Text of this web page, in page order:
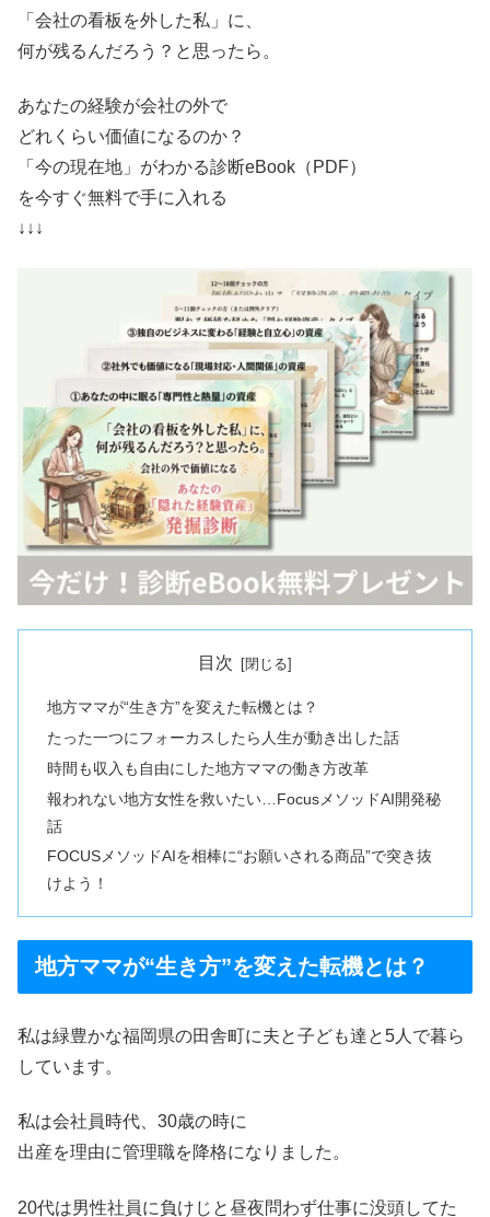
「会社の看板を外した私」に、
何が残るんだろう？と思ったら。
あなたの経験が会社の外で
どれくらい価値になるのか？
「今の現在地」がわかる診断eBook（PDF）
を今すぐ無料で手に入れる
↓↓↓
目次
地方ママが“生き方”を変えた転機とは？
たった一つにフォーカスしたら人生が動き出した話
時間も収入も自由にした地方ママの働き方改革
報われない地方女性を救いたい…FocusメソッドAI開発秘
話
FOCUSメソッドAIを相棒に“お願いされる商品”で突き抜
けよう！
地方ママが“生き方”を変えた転機とは？
私は緑豊かな福岡県の田舎町に夫と子ども達と5人で暮ら
しています。
私は会社員時代、30歳の時に
出産を理由に管理職を降格になりました。
20代は男性社員に負けじと昼夜問わず仕事に没頭してた